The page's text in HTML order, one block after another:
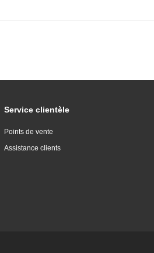
Service clientèle
Points de vente
Assistance clients